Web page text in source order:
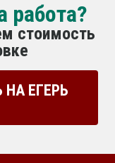
работа?
стоимость
ЕГЕРЬ